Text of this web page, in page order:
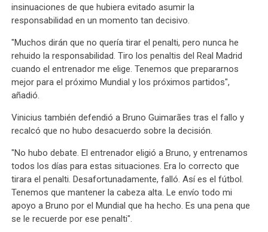
insinuaciones de que hubiera evitado asumir la
responsabilidad en un momento tan decisivo.
"Muchos dirán que no quería tirar el penalti, pero nunca he
rehuido la responsabilidad. Tiro los penaltis del Real Madrid
cuando el entrenador me elige. Tenemos que prepararnos
mejor para el próximo Mundial y los próximos partidos",
añadió.
Vinicius también defendió a Bruno Guimarães tras el fallo y
recalcó que no hubo desacuerdo sobre la decisión.
"No hubo debate. El entrenador eligió a Bruno, y entrenamos
todos los días para estas situaciones. Era lo correcto que
tirara el penalti. Desafortunadamente, falló. Así es el fútbol.
Tenemos que mantener la cabeza alta. Le envío todo mi
apoyo a Bruno por el Mundial que ha hecho. Es una pena que
se le recuerde por ese penalti".